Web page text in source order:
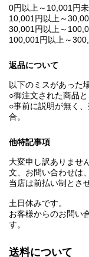
0円以上～10,001円
10,001円以上～
30,001円以上～
100,001円以上～
返品について
以下のミスがあった
○御注文された商品
○事前に説明が無く
合。
他特記事項
大変申し訳ありませ
文、お問い合わせは
当店は前払い制とさ
土日休みです。
お客様からのお問い
す。
送料について